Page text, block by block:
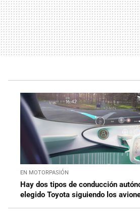
EN MOTORPASIÓN
Hay dos tipos de conducción
elegido Toyota siguiendo los